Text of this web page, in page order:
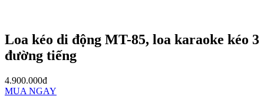
Loa kéo di động MT-85, loa karaoke kéo 3
đường tiếng
4.900.000đ
MUA NGAY